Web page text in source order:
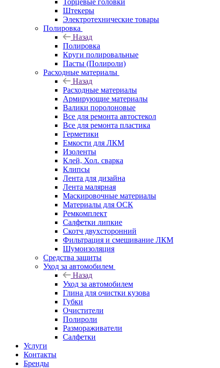
Торцевые головки
Штекеры
Электротехнические товары
Полировка
Назад
Полировка
Круги полировальные
Пасты (Полироли)
Расходные материалы
Назад
Расходные материалы
Армирующие материалы
Валики поролоновые
Все для ремонта автостекол
Все для ремонта пластика
Герметики
Емкости для ЛКМ
Изоленты
Клей, Хол. сварка
Клипсы
Лента для дизайна
Лента малярная
Маскировочные материалы
Материалы для ОСК
Ремкомплект
Салфетки липкие
Скотч двухсторонний
Фильтрация и смешивание ЛКМ
Шумоизоляция
Средства защиты
Уход за автомобилем
Назад
Уход за автомобилем
Глина для очистки кузова
Губки
Очистители
Полироли
Размораживатели
Салфетки
Услуги
Контакты
Бренды